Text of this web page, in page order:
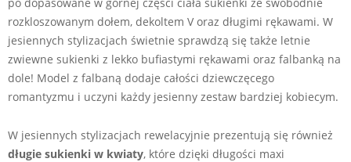
rozkloszowanym dołem, dekoltem V oraz długimi rękawami. W
jesiennych stylizacjach świetnie sprawdzą się także letnie
zwiewne sukienki z lekko bufiastymi rękawami oraz falbanką na
dole! Model z falbaną dodaje całości dziewczęcego
romantyzmu i uczyni każdy jesienny zestaw bardziej kobiecym.
W jesiennych stylizacjach rewelacyjnie prezentują się również
długie sukienki w kwiaty, które dzięki długości maxi